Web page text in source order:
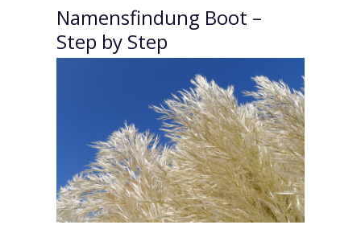
Namensfindung Boot –
Step by Step